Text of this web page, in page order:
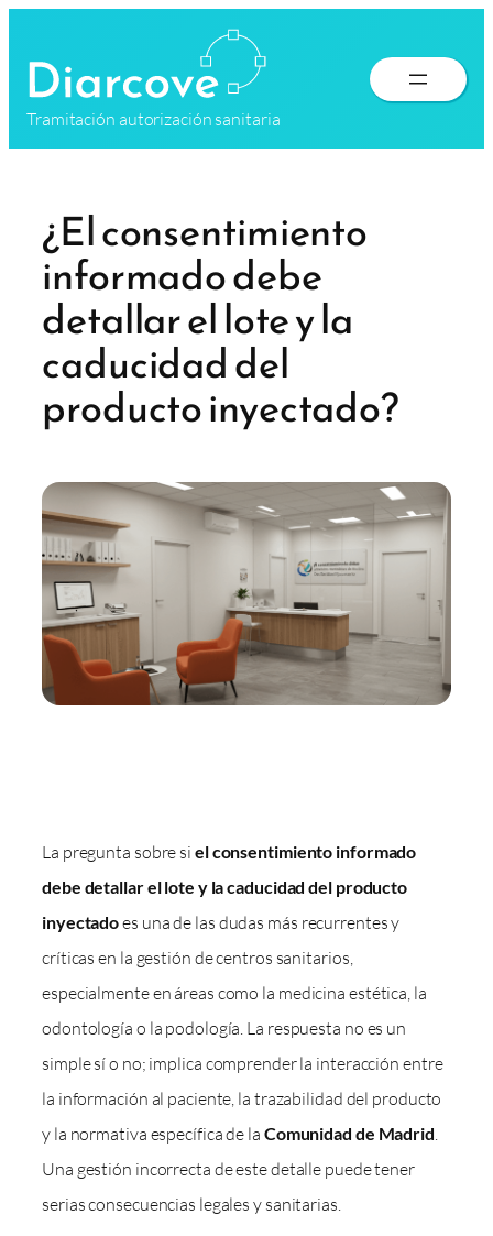
contenido
Tramitación autorización sanitaria
¿El consentimiento
informado debe
detallar el lote y la
caducidad del
producto inyectado?
La pregunta sobre si el consentimiento informado
debe detallar el lote y la caducidad del producto
inyectadoes una de las dudas más recurrentes y
críticas en la gestión de centros sanitarios,
especialmente en áreas como la medicina estética, la
odontología o la podología. La respuesta no es un
simple sí o no; implica comprender la interacción entre
la información al paciente, la trazabilidad del producto
y la normativa específica de la Comunidad de Madrid.
Una gestión incorrecta de este detalle puede tener
serias consecuencias legales y sanitarias.